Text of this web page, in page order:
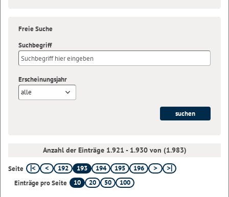
Freie Suche
Suchbegriff
Erscheinungsjahr
alle
Anzahl der Einträge 1.921 - 1.930 von (1.983)
Seite 192 193 194 195
196
Einträge pro Seite
10 20 50 100